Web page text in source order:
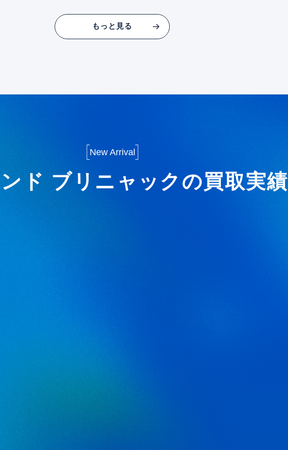
もっと見る
New Arrival
ド ブリニャックの買取実績